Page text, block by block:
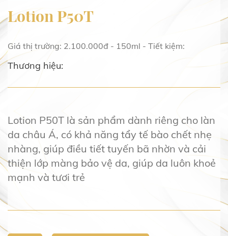
Lotion P50T
Giá thị trường: 2.100.000đ - 150ml - Tiết kiệm:
Thương hiệu:
Lotion P50T là sản phẩm dành riêng cho làn
da châu Á, có khả năng tẩy tế bào chết nhẹ
nhàng, giúp điều tiết tuyến bã nhờn và cải
thiện lớp màng bảo vệ da, giúp da luôn khoẻ
mạnh và tươi trẻ